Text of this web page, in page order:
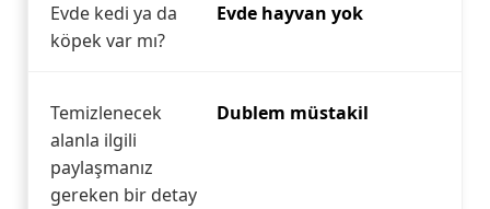
Evde kedi ya da
köpek var mı?
Evde hayvan yok
Temizlenecek
alanla ilgili
paylaşmanız
gereken bir detay
Dublem müstakil